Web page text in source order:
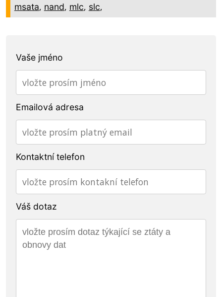
msata, nand, mlc, slc,
Vaše jméno
Emailová adresa
Kontaktní telefon
Váš dotaz